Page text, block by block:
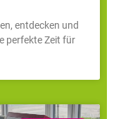
entdecken und
perfekte Zeit für